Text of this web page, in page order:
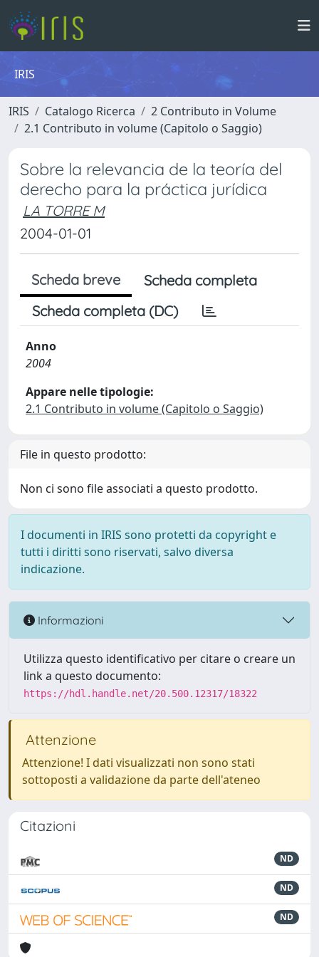
IRIS
IRIS Catalogo Ricerca
2 Contributo in Volume
2.1 Contributo in volume (Capitolo o Saggio)
Sobre la relevancia de la teoría del
derecho para la práctica jurídica
LA TORRE M
2004-01-01
Scheda breve
Scheda completa
Scheda completa (DC)
Anno
2004
Appare nelle tipologie:
2.1 Contributo in volume (Capitolo o Saggio)
File in questo prodotto:
Non ci sono file associati a questo prodotto.
I documenti in IRIS sono protetti da copyright e
tutti i diritti sono riservati, salvo diversa
indicazione.
Informazioni
Utilizza questo identificativo per citare o creare un
link a questo documento:
https://hdl.handle.net/20.500.12317/18322
Attenzione
Attenzione! I dati visualizzati non sono stati
sottoposti a validazione da parte dell'ateneo
Citazioni
ND
ND
ND